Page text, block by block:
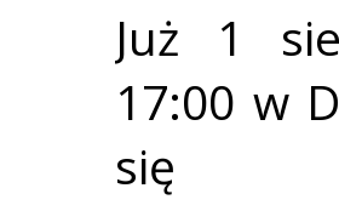
Już 1
17:00 w
się